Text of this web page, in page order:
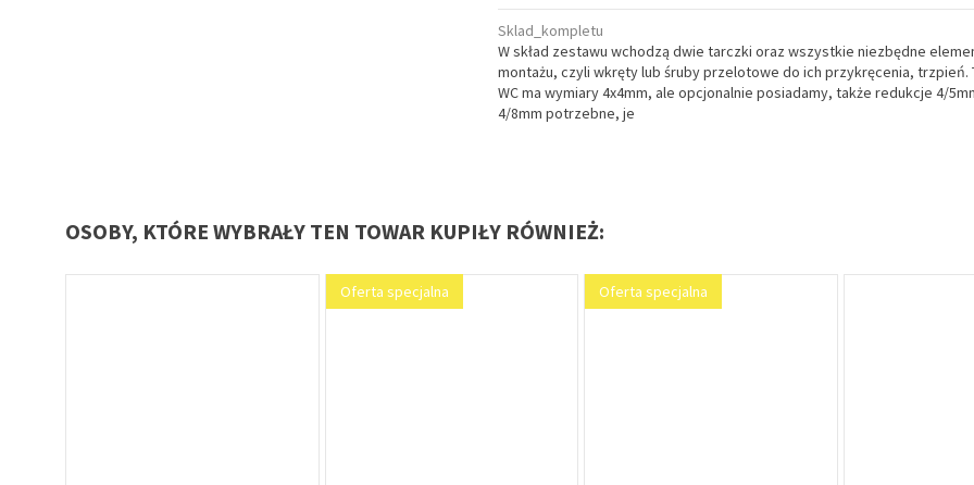
Sklad_kompletu
W skład zestawu wchodzą dwie tarczki oraz wszystkie niezbędne
montażu, czyli wkręty lub śruby przelotowe do ich przykręcenia, trzpień.
WC ma wymiary 4x4mm, ale opcjonalnie posiadamy, także redukcje 4/
4/8mm potrzebne, je
OSOBY, KTÓRE WYBRAŁY TEN TOWAR KUPIŁY RÓWNIEŻ:
Oferta specjalna Oferta specjalna